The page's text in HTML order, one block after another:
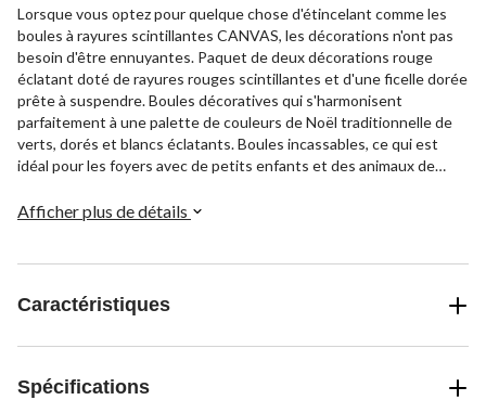
Lorsque vous optez pour quelque chose d'étincelant comme les
boules à rayures scintillantes CANVAS, les décorations n'ont pas
besoin d'être ennuyantes. Paquet de deux décorations rouge
éclatant doté de rayures rouges scintillantes et d'une ficelle dorée
prête à suspendre. Boules décoratives qui s'harmonisent
parfaitement à une palette de couleurs de Noël traditionnelle de
verts, dorés et blancs éclatants. Boules incassables, ce qui est
idéal pour les foyers avec de petits enfants et des animaux de
Afficher plus de détails
Caractéristiques
Spécifications